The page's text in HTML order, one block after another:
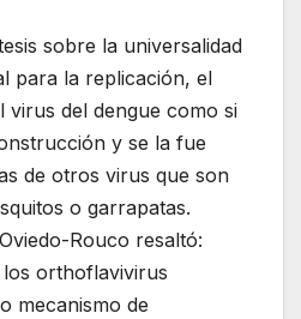
sobre la universalidad
para la replicación, el
del dengue como si
y se la fue
de otros virus que son
o garrapatas.
Rouco resaltó:
los orthoflavivirus
mecanismo de